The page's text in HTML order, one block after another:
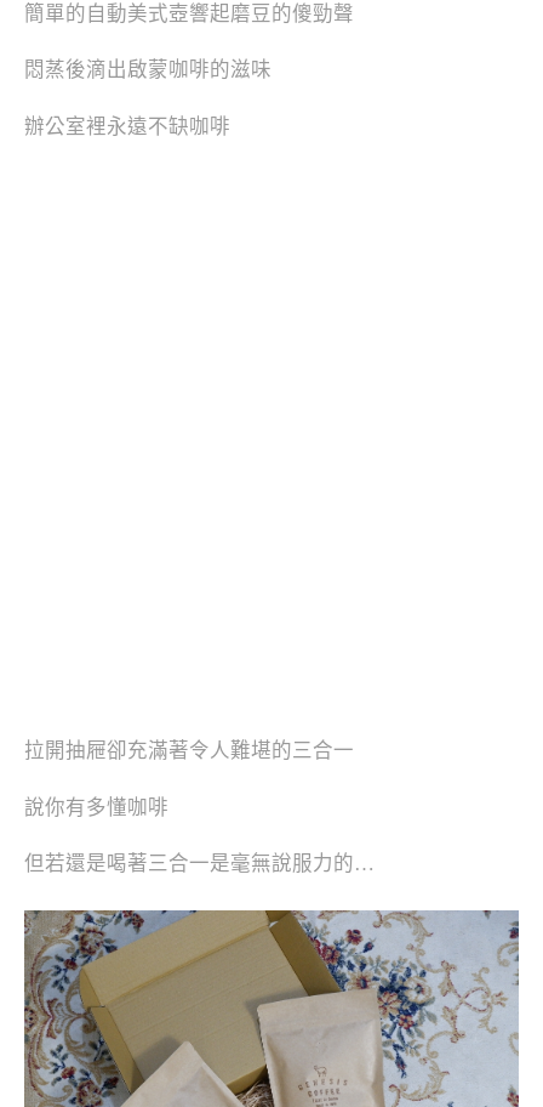
簡單的自動美式壺響起磨豆的傻勁聲
悶蒸後滴出啟蒙咖啡的滋味
辦公室裡永遠不缺咖啡
拉開抽屜卻充滿著令人難堪的三合一
說你有多懂咖啡
但若還是喝著三合一是毫無說服力的…